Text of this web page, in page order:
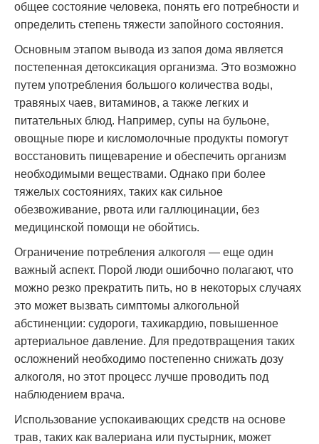
общее состояние человека, понять его потребности и
определить степень тяжести запойного состояния.
Основным этапом вывода из запоя дома является
постепенная детоксикация организма. Это возможно
путем употребления большого количества воды,
травяных чаев, витаминов, а также легких и
питательных блюд. Например, супы на бульоне,
овощные пюре и кисломолочные продукты помогут
восстановить пищеварение и обеспечить организм
необходимыми веществами. Однако при более
тяжелых состояниях, таких как сильное
обезвоживание, рвота или галлюцинации, без
медицинской помощи не обойтись.
Ограничение потребления алкоголя — еще один
важный аспект. Порой люди ошибочно полагают, что
можно резко прекратить пить, но в некоторых случаях
это может вызвать симптомы алкогольной
абстиненции: судороги, тахикардию, повышенное
артериальное давление. Для предотвращения таких
осложнений необходимо постепенно снижать дозу
алкоголя, но этот процесс лучше проводить под
наблюдением врача.
Использование успокаивающих средств на основе
трав, таких как валериана или пустырник, может